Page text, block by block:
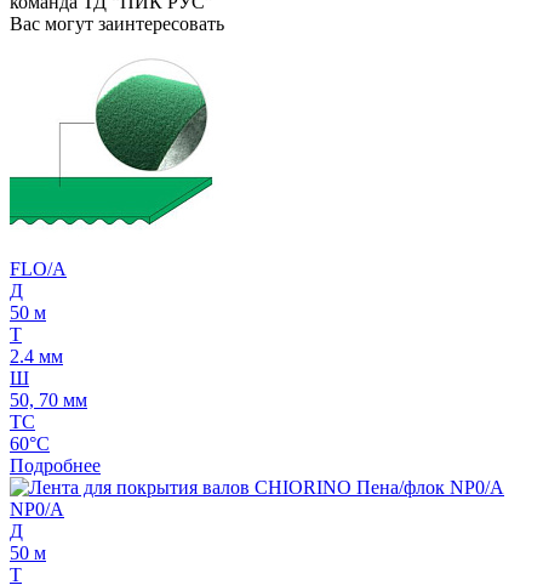
Вас могут заинтересовать
FLO/A
Д
50 м
Т
2.4 мм
Ш
50, 70 мм
ТС
60°C
Подробнее
NP0/A
Д
50 м
Т